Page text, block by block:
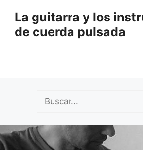
contenido
La guitarra y los
de cuerda pulsada